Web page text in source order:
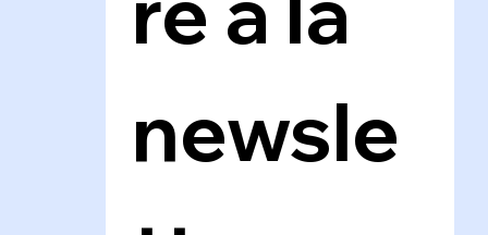
re à la
newsle